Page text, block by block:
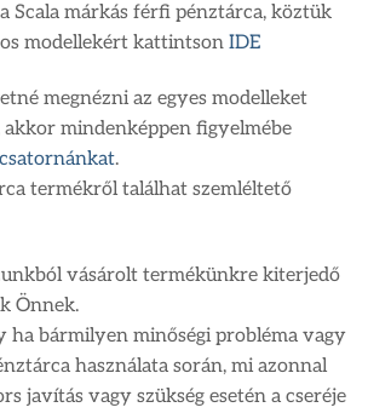
Scala márkás férfi pénztárca, köztük
modellekért kattintson IDE
megnézni az egyes modelleket
akkor mindenképpen figyelmébe
.
termékről találhat szemléltető
vásárolt termékünkre kiterjedő
Önnek.
ha bármilyen minőségi probléma vagy
használata során, mi azonnal
javítás vagy szükség esetén a cseréje